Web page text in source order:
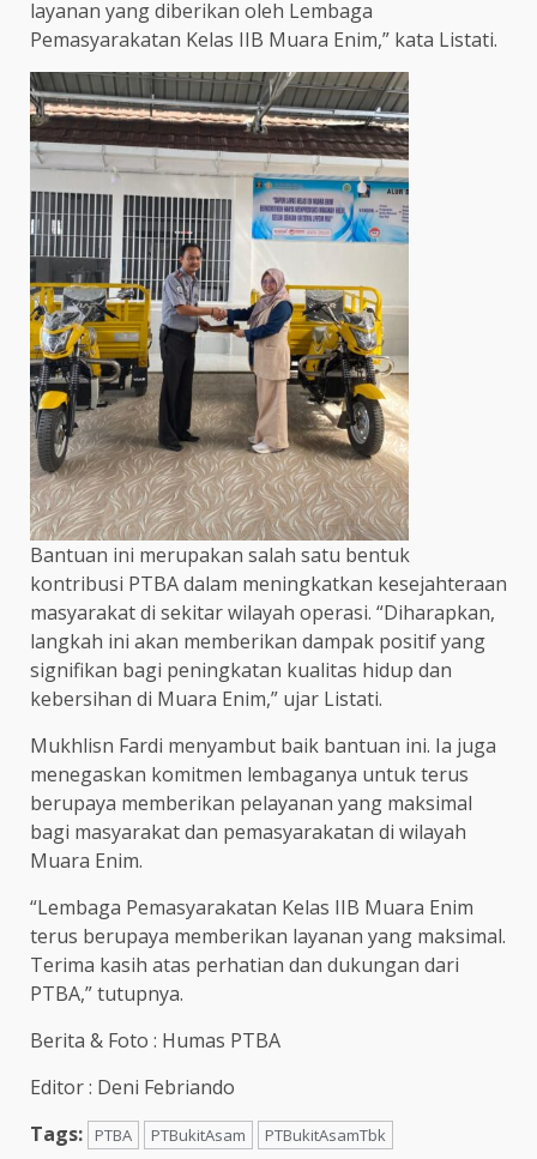
layanan yang diberikan oleh Lembaga
Pemasyarakatan Kelas IIB Muara Enim,” kata Listati.
Bantuan ini merupakan salah satu bentuk
kontribusi PTBA dalam meningkatkan kesejahteraan
masyarakat di sekitar wilayah operasi. “Diharapkan,
langkah ini akan memberikan dampak positif yang
signifikan bagi peningkatan kualitas hidup dan
kebersihan di Muara Enim,” ujar Listati.
Mukhlisn Fardi menyambut baik bantuan ini. Ia juga
menegaskan komitmen lembaganya untuk terus
berupaya memberikan pelayanan yang maksimal
bagi masyarakat dan pemasyarakatan di wilayah
Muara Enim.
“Lembaga Pemasyarakatan Kelas IIB Muara Enim
terus berupaya memberikan layanan yang maksimal.
Terima kasih atas perhatian dan dukungan dari
PTBA,” tutupnya.
Berita & Foto : Humas PTBA
Editor : Deni Febriando
Tags:
PTBA PTBukitAsam PTBukitAsamTbk